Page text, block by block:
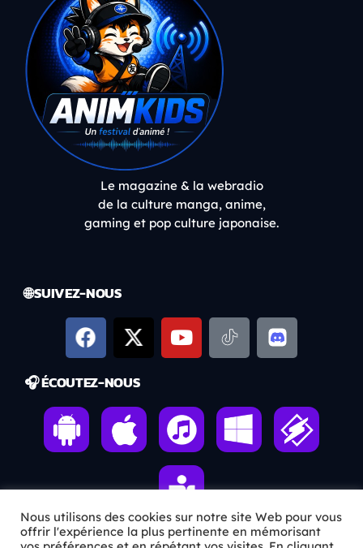
Le magazine & la webradio
de la culture manga, anime,
gaming et pop culture japonaise.
🌐 SUIVEZ-NOUS
🎧 ÉCOUTEZ-NOUS
Nous utilisons des cookies sur notre site Web pour vous
offrir l'expérience la plus pertinente en mémorisant